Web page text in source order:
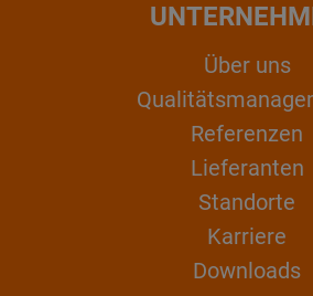
Über uns
Referenzen
Lieferanten
Standorte
Karriere
Downloads